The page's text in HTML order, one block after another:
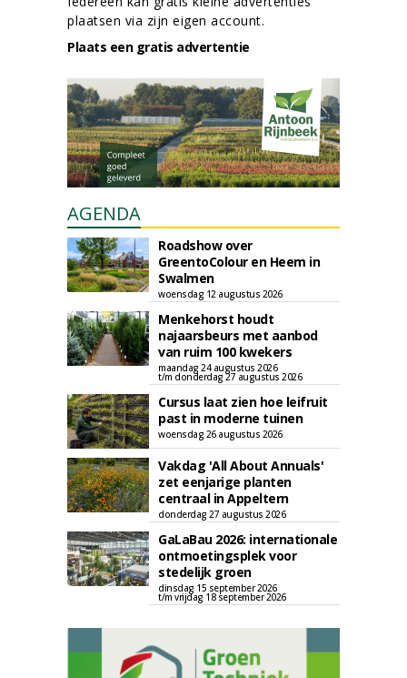
plaatsen via zijn eigen account.
Plaats een gratis advertentie
AGENDA
Roadshow over
GreentoColour en Heem in
Swalmen
woensdag 12 augustus 2026
Menkehorst houdt
najaarsbeurs met aanbod
van ruim 100 kwekers
maandag 24 augustus 2026
t/m donderdag 27 augustus 2026
Cursus laat zien hoe leifruit
past in moderne tuinen
woensdag 26 augustus 2026
Vakdag 'All About Annuals'
zet eenjarige planten
centraal in Appeltern
donderdag 27 augustus 2026
GaLaBau 2026: internationale
ontmoetingsplek voor
stedelijk groen
dinsdag 15 september 2026
t/m vrijdag 18 september 2026